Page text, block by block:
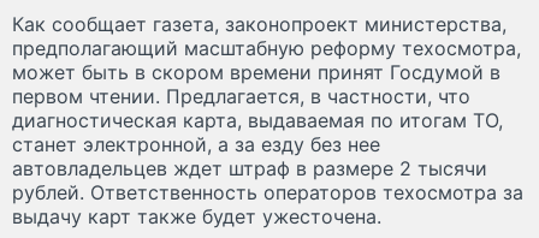
Как сообщает газета, законопроект министерства,
предполагающий масштабную реформу техосмотра,
может быть в скором времени принят Госдумой в
первом чтении. Предлагается, в частности, что
диагностическая карта, выдаваемая по итогам ТО,
станет электронной, а за езду без нее
автовладельцев ждет штраф в размере 2 тысячи
рублей. Ответственность операторов техосмотра за
выдачу карт также будет ужесточена.